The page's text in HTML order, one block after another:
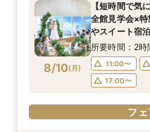
8/9(日)
9:00〜
17:00〜
フェ
8/9(日)
9:00〜
17:00〜
フェ
8/9(日)
9:00〜
17:00〜
フェ
8/10(月)
【短時間で気
全館見学会×特
やスイート宿
所要時間：2時
11:00〜
17:00〜
フ